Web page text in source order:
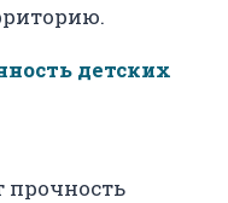
детских
прочность